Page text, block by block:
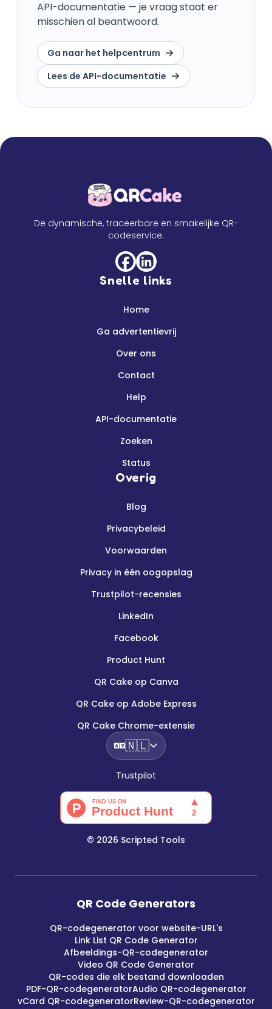
API-documentatie — je vraag staat er
misschien al beantwoord.
Ga naar het helpcentrum
Lees de API-documentatie
De dynamische, traceerbare en smakelijke QR-
codeservice.
Snelle links
Home
Ga advertentievrij
Over ons
Contact
Help
API-documentatie
Zoeken
Status
Overig
Blog
Privacybeleid
Voorwaarden
Privacy in één oogopslag
Trustpilot-recensies
LinkedIn
Facebook
Product Hunt
QR Cake op Canva
QR Cake op Adobe Express
QR Cake Chrome-extensie
🇳🇱
Trustpilot
© 2026 Scripted Tools
QR Code Generators
QR-codegenerator voor website-URL's
Link List QR Code Generator
Afbeeldings-QR-codegenerator
Video QR Code Generator
QR-codes die elk bestand downloaden
PDF-QR-codegeneratorAudio QR-codegenerator
vCard QR-codegeneratorReview-QR-codegenerator